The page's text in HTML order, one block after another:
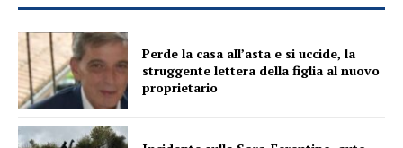
Perde la casa all’asta e si uccide, la
struggente lettera della figlia al nuovo
proprietario